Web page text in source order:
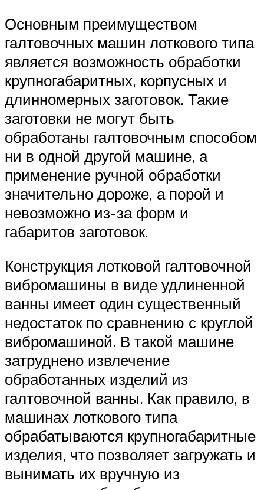
Основным преимуществом
галтовочных машин лоткового типа
является возможность обработки
крупногабаритных, корпусных и
длинномерных заготовок. Такие
заготовки не могут быть
обработаны галтовочным способом
ни в одной другой машине, а
применение ручной обработки
значительно дороже, а порой и
невозможно из-за форм и
габаритов заготовок.
Конструкция лотковой галтовочной
вибромашины в виде удлиненной
ванны имеет один существенный
недостаток по сравнению с круглой
вибромашиной. В такой машине
затруднено извлечение
обработанных изделий из
галтовочной ванны. Как правило, в
машинах лоткового типа
обрабатываются крупногабаритные
изделия, что позволяет загружать и
вынимать их вручную из